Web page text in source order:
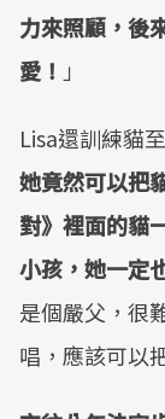
力來照顧，後
愛！ 」
Lisa還訓練貓
她竟然可以把
對》裡面的貓
小孩，她一定
是個嚴父，很
唱，應該可以